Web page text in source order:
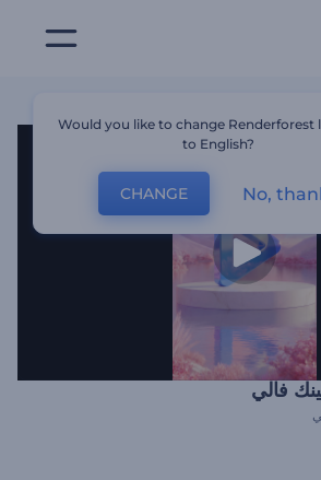
فالي
Would you like to change Renderforest
to English?
CHANGE No,